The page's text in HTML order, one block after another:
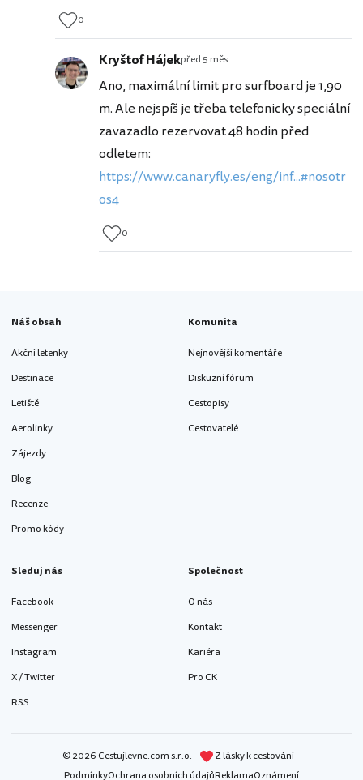
0
Kryštof Hájekpřed 5 měs
Ano, maximální limit pro surfboard je 1,90
m. Ale nejspíš je třeba telefonicky speciální
zavazadlo rezervovat 48 hodin před
odletem:
https://www.canaryfly.es/eng/inf...#nosotr
os4
0
Náš obsah
Akční letenky
Destinace
Letiště
Aerolinky
Zájezdy
Blog
Recenze
Promo kódy
Komunita
Nejnovější komentáře
Diskuzní fórum
Cestopisy
Cestovatelé
Sleduj nás
Facebook
Messenger
Instagram
X / Twitter
RSS
Společnost
O nás
Kontakt
Kariéra
Pro CK
© 2026 Cestujlevne.com s.r.o.
Z lásky k cestování
PodmínkyOchrana osobních údajůReklamaOznámení